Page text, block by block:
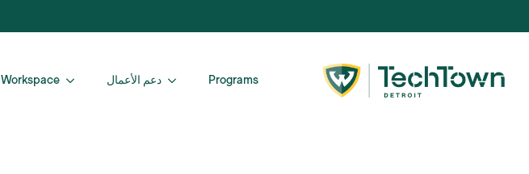
Programs دعم الأعمال Workspace